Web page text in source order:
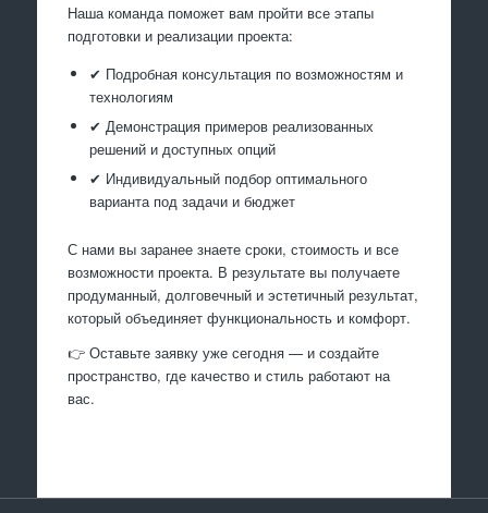
Наша команда поможет вам пройти все этапы
подготовки и реализации проекта:
✔ Подробная консультация по возможностям и
технологиям
✔ Демонстрация примеров реализованных
решений и доступных опций
✔ Индивидуальный подбор оптимального
варианта под задачи и бюджет
С нами вы заранее знаете сроки, стоимость и все
возможности проекта. В результате вы получаете
продуманный, долговечный и эстетичный результат,
который объединяет функциональность и комфорт.
👉 Оставьте заявку уже сегодня — и создайте
пространство, где качество и стиль работают на
вас.